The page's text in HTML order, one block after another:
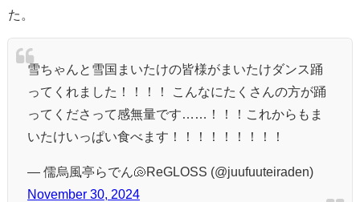
た。
雪ちゃんと雪国まいたけの皆様がまいたけダンス踊
ってくれました！！！！ こんなにたくさんの方が踊
ってくださって感無量です……！！！これからもま
いたけいっぱい食べます！！！！！！！！！
— 儒烏風亭らでん🐚ReGLOSS (@juufuuteiraden)
November 30, 2024